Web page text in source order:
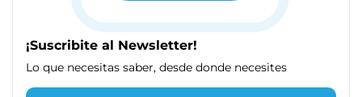
¡Suscribite al Newsletter!
Lo que necesitas saber, desde donde necesites